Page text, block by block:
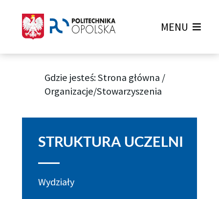
MENU
Gdzie jesteś:Strona główna /
Organizacje/Stowarzyszenia
STRUKTURA UCZELNI
Wydziały